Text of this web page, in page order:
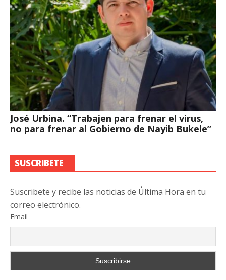
José Urbina. “Trabajen para frenar el virus,
no para frenar al Gobierno de Nayib Bukele”
SUSCRIBETE
Suscribete y recibe las noticias de Última Hora en tu
correo electrónico.
Email